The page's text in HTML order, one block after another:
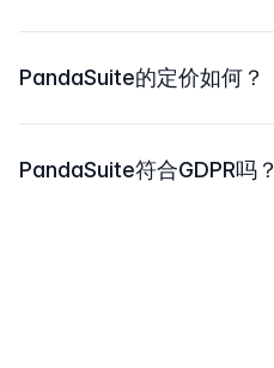
PandaSuite的定价如何？
PandaSuite符合GDPR吗？